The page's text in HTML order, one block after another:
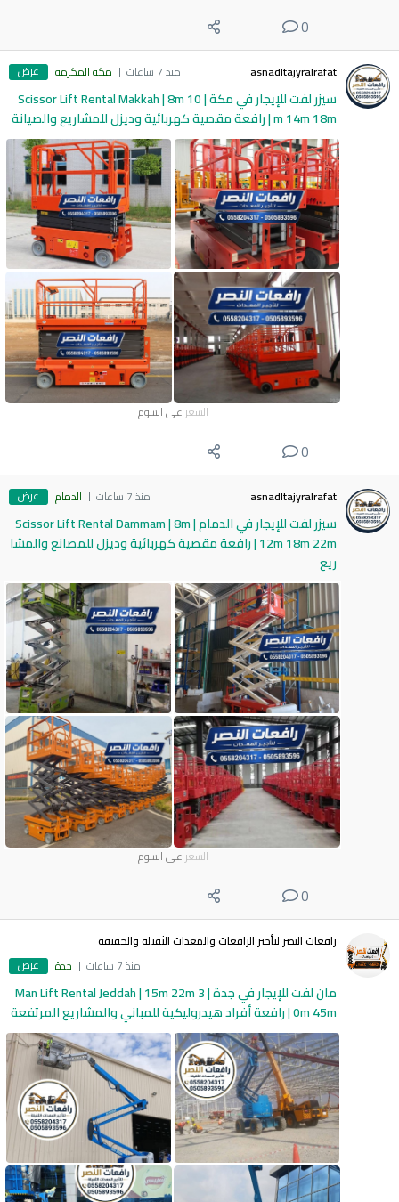
0
asnadltajyralrafat منذ 7 ساعات مكه المكرمه عرض
سيزر لفت للإيجار في مكة | Scissor Lift Rental Makkah | 8m 10
m 14m 18m | رافعة مقصية كهربائية وديزل للمشاريع والصيانة
السعر على السوم
0
asnadltajyralrafat منذ 7 ساعات الدمام عرض
سيزر لفت للإيجار في الدمام | Scissor Lift Rental Dammam | 8m
12m 18m 22m | رافعة مقصية كهربائية وديزل للمصانع والمشا
ريع
السعر على السوم
0
رافعات النصر لتأجير الرافعات والمعدات الثقيلة والخفيفة
منذ 7 ساعات
جدة عرض
مان لفت للإيجار في جدة | Man Lift Rental Jeddah | 15m 22m 3
0m 45m | رافعة أفراد هيدروليكية للمباني والمشاريع المرتفعة